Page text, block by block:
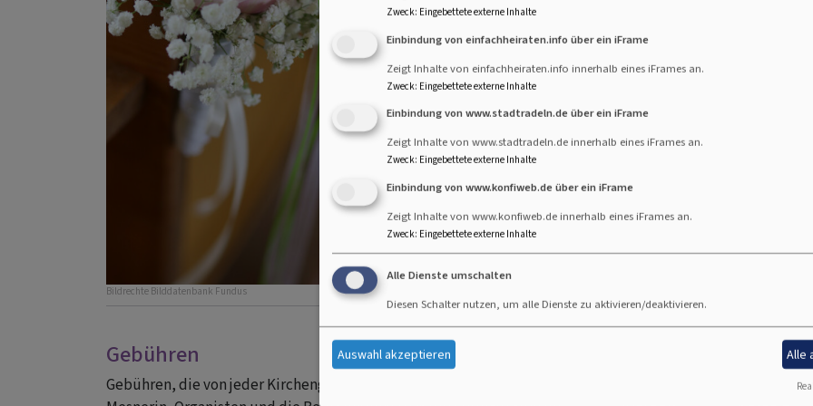
Bildrechte Bilddatenbank Fundus
Sprechen Sie den Blumenschmuck mit der Mesnerin
an dem Sie die Kirche schmücken wollen.
Die
Für den Gottesdienst sind vor allem christliche Lieder
Kirchengemeinde wählen die Instrumentalstücke
selbst einen Organisten mitbringen, beachten Sie
Schlosskirche spielbar sind.
Gebühren
Gebühren, die von jeder Kirchengemeinde bei Festen pauschal für
Zweck: Eingebettete externe Inhalte
Einbindung von einfachheiraten.info über ein iFrame
Zeigt Inhalte von einfachheiraten.info innerhalb eines iFrames an.
Zweck: Eingebettete externe Inhalte
Einbindung von www.stadtradeln.de über ein iFrame
Zeigt Inhalte von www.stadtradeln.de innerhalb eines iFrames an.
Zweck: Eingebettete externe Inhalte
Einbindung von www.konfiweb.de über ein iFrame
Zeigt Inhalte von www.konfiweb.de innerhalb eines iFrames an.
Zweck: Eingebettete externe Inhalte
Alle Dienste umschalten
Diesen Schalter nutzen, um alle Dienste zu aktivieren/deaktivieren.
Auswahl akzeptieren Alle